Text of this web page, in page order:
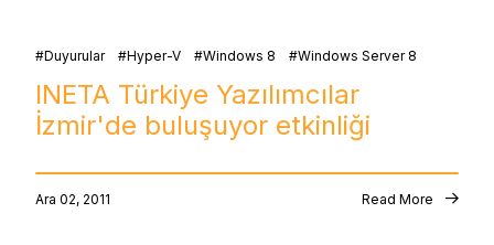
Duyurular Hyper-V Windows 8 Windows Server 8
INETA Türkiye Yazılımcılar
İzmir'de buluşuyor etkinliği
Ara 02, 2011 Read More